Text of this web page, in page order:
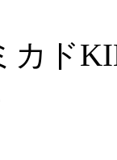
カド